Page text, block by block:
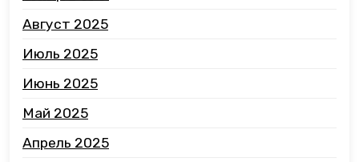
Август 2025
Июль 2025
Июнь 2025
Май 2025
Апрель 2025